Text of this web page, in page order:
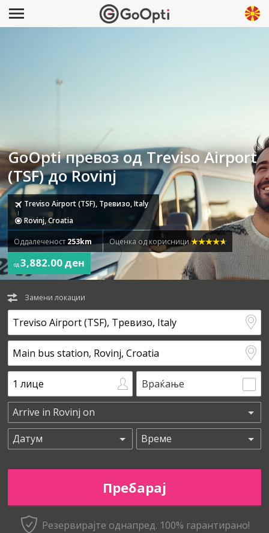
GoOpti превоз од Treviso Airport
(TSF) до Rovinj
Treviso Airport (TSF), Тревизо, Italy
Rovinj, Croatia
Оддалеченост 253km Оценка од корисници
од3,882.00 ден
Замени локации
Враќање
Резервирајте однапред. 100% гарантирано!